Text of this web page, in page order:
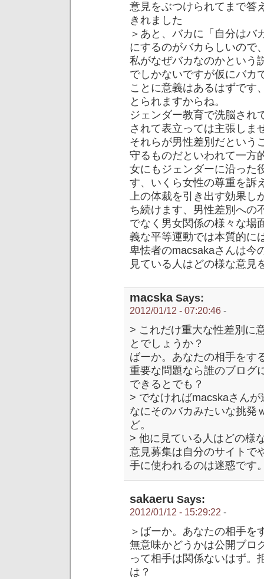
意見をぶつけられてまで答
きれました
＞あと、バカに「自分はバ
にするのがバカらしいので
私がなぜバカなのかという
でしかないですが仮にバカ
ことに意義はあるはずです
とられますからね。
ジェンダー教育で洗脳され
されて表立っては主張しま
それらが男性差別だという
守るものだといわれて一方
女にもジェンダーに沿った
す、いくら女性の尊重を訴
上の体裁を引き出す効果し
ち続けます、男性差別への
でなく男女関係の様々な場
義な平等運動では本質的に
卑怯者のmacsakaさんは今
見ている人はどの様な意見
macskaSays:
2012/01/12 - 07:20:46 -
> これだけ重大な性差別に
とでしょうか？
ばーか。あなたの相手をす
重要な問題なら誰のブログ
できるとでも？
> でなければmacskaさん
なにそのバカみたいな挑発
ど。
> 他に見ている人はどの様
意見募集は自分のサイトで
手に使われるのは迷惑です
sakaeru Says:
2012/01/12 - 15:29:22 -
＞ばーか。あなたの相手を
無意味かどうかは公開ブロ
って相手は関係ないはず。
は？